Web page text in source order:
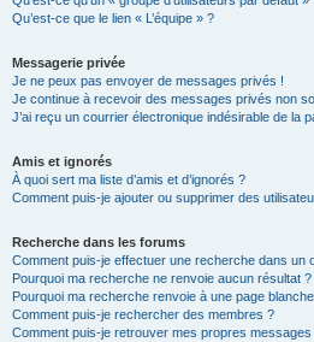
Qu’est-ce que le lien « L’équipe » ?
Messagerie privée
Je ne peux pas envoyer de messages privés !
Je continue à recevoir des messages privés non
J’ai reçu un courrier électronique indésirable de la
Amis et ignorés
À quoi sert ma liste d’amis et d’ignorés ?
Comment puis-je ajouter ou supprimer des
Recherche dans les forums
Comment puis-je effectuer une recherche dans un
Pourquoi ma recherche ne renvoie aucun résultat ?
Pourquoi ma recherche renvoie à une page
Comment puis-je rechercher des membres ?
Comment puis-je retrouver mes propres